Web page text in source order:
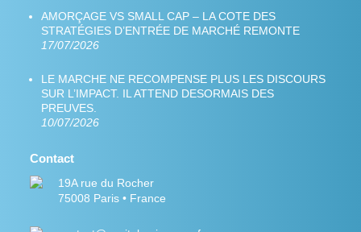
AMORÇAGE VS SMALL CAP – LA COTE DES
STRATÉGIES D’ENTRÉE DE MARCHÉ REMONTE
17/07/2026
LE MARCHE NE RECOMPENSE PLUS LES DISCOURS
SUR L’IMPACT. IL ATTEND DESORMAIS DES
PREUVES.
10/07/2026
Contact
19A rue du Rocher
75008 Paris • France